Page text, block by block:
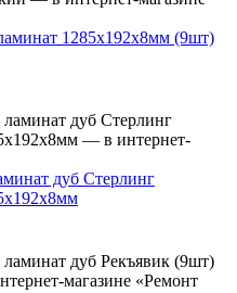
1285х192х8мм (9шт)
дуб Стерлинг